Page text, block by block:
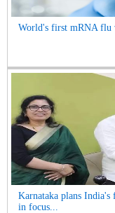
World's first mRNA flu
Karnataka plans
in focus...